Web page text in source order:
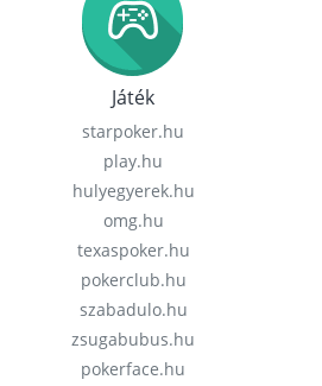
Játék
starpoker.hu
play.hu
hulyegyerek.hu
omg.hu
texaspoker.hu
pokerclub.hu
szabadulo.hu
zsugabubus.hu
pokerface.hu